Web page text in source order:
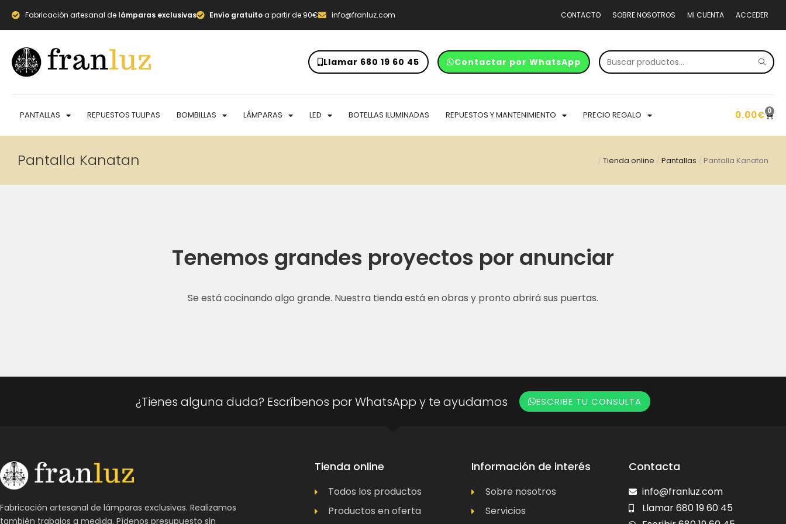
Fabricación artesanal de lámparas exclusivas Envío gratuitoa partir de 90€ info@franluz.com CONTACTO SOBRE NOSOTROS MI CUENTA ACCEDER
Llamar 680 19 60 45 Contactar por WhatsApp
PANTALLAS REPUESTOS TULIPAS BOMBILLAS LÁMPARAS LED BOTELLAS ILUMINADAS REPUESTOS Y MANTENIMIENTO PRECIO REGALO 0.00€ 0
Pantalla Kanatan / Tienda online / Pantallas / Pantalla Kanatan
Tenemos grandes proyectos por anunciar
Se está cocinando algo grande. Nuestra tienda está en obras y pronto abrirá sus puertas.
¿Tienes alguna duda? Escríbenos por WhatsApp y te ayudamos ESCRIBE TU CONSULTA
Fabricación artesanal de lámparas exclusivas. Realizamos
también trabajos a medida. Pídenos presupuesto sin
Tienda online
Todos los productos
Productos en oferta
Información de interés
Sobre nosotros
Servicios
Contacta
info@franluz.com
Llamar 680 19 60 45